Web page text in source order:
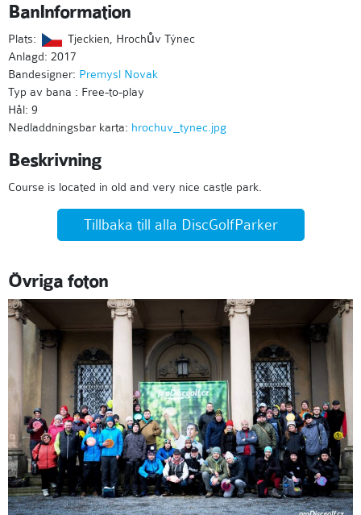
BanInformation
Plats:
Tjeckien, Hrochův Týnec
Anlagd: 2017
Bandesigner: Premysl Novak
Typ av bana : Free-to-play
Hål: 9
Nedladdningsbar karta: hrochuv_tynec.jpg
Beskrivning
Course is located in old and very nice castle park.
Tillbaka till alla DiscGolfParker
Övriga foton